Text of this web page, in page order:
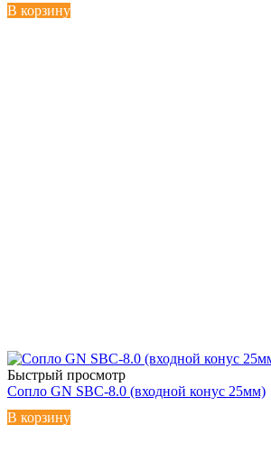
В корзину
Быстрый просмотр
Сопло GN SBC-8.0 (входной конус 25мм)
В корзину